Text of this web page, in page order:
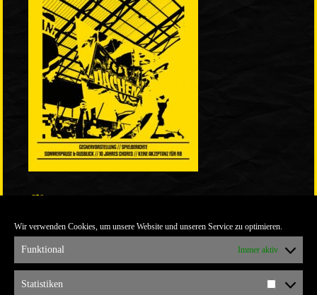
Wir verwenden Cookies, um unsere Website und unseren Service zu optimieren.
Funktional Immer aktiv
Statistiken
ULTRABLOG DER YELLOW CONNECTION
ALEMANNIA VERKAUFT MAN NICHT
ARCHIV